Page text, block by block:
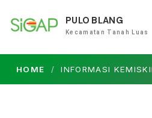
PULO BLANG
Kecamatan Tanah Luas
HOME INFORMASI